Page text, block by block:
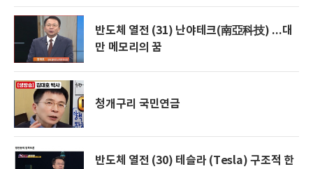
반도체 열전 (31) 난야테크(南亞科技) ...대
만 메모리의 꿈
청개구리 국민연금
반도체 열전 (30) 테슬라 (Tesla) 구조적 한